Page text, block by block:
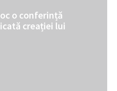
o conferință
creației lui